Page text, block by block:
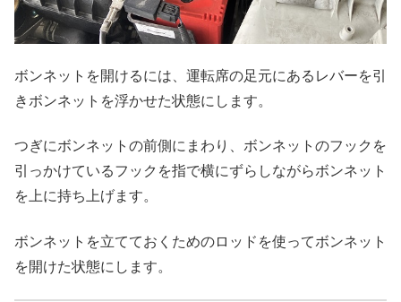
ボンネットを開けるには、運転席の足元にあるレバーを引
きボンネットを浮かせた状態にします。
つぎにボンネットの前側にまわり、ボンネットのフックを
引っかけているフックを指で横にずらしながらボンネット
を上に持ち上げます。
ボンネットを立てておくためのロッドを使ってボンネット
を開けた状態にします。